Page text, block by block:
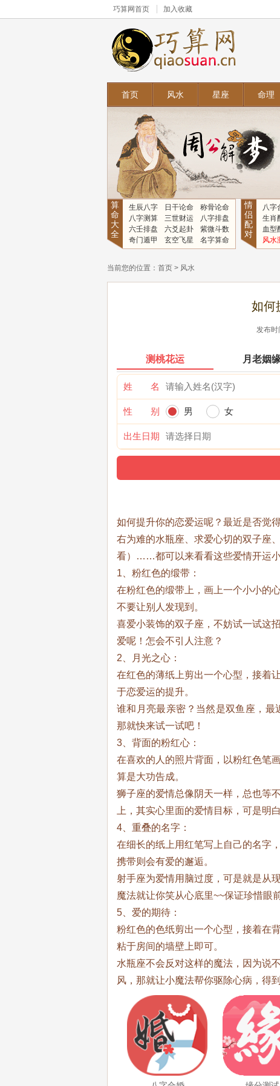
巧算网首页 加入收藏
首页 风水 星座 命理
算
命
大
全
生辰八字 日干论命
称骨论命
八字测算
三世财运
八字排盘
六壬排盘
六爻起卦
紫微斗数
奇门遁甲
玄空飞星 名字算命
情
侣
配
对
八字
生肖
血型
风水
当前您的位置： 首页 > 风水
如何
发布
测桃花运 月老姻
姓 名
性 别 男 女
出生日期
如何提升你的恋爱运呢？最近是否觉
右为难的水瓶座、求爱心切的双子座
看）……都可以来看看这些爱情开运小
1、粉红色的缎带：
在粉红色的缎带上，画上一个小小的
不要让别人发现到。
喜爱小装饰的双子座，不妨试一试这
爱呢！怎会不引人注意？
2、月光之心：
在红色的薄纸上剪出一个心型，接着
于恋爱运的提升。
谁和月亮最亲密？当然是双鱼座，
那就快来试一试吧！
3、背面的粉红心：
在喜欢的人的照片背面，以粉红色笔
算是大功告成。
狮子座的爱情总像阴天一样，总也等
上，其实心里面的爱情目标，可是明
4、重叠的名字：
在细长的纸上用红笔写上自己的名字
携带则会有爱的邂逅。
射手座为爱情用脑过度，可是就是从
魔法就让你笑从心底里~~保证珍惜眼
5、爱的期待：
粉红色的色纸剪出一个心型，接着在
粘于房间的墙壁上即可。
水瓶座不会反对这样的魔法，因为说
风，那就让小魔法帮你驱除心病，得